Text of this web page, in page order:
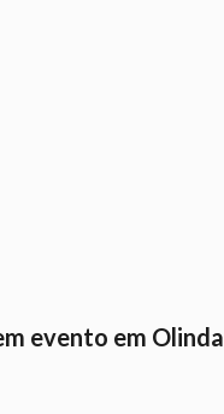
evento em Olinda